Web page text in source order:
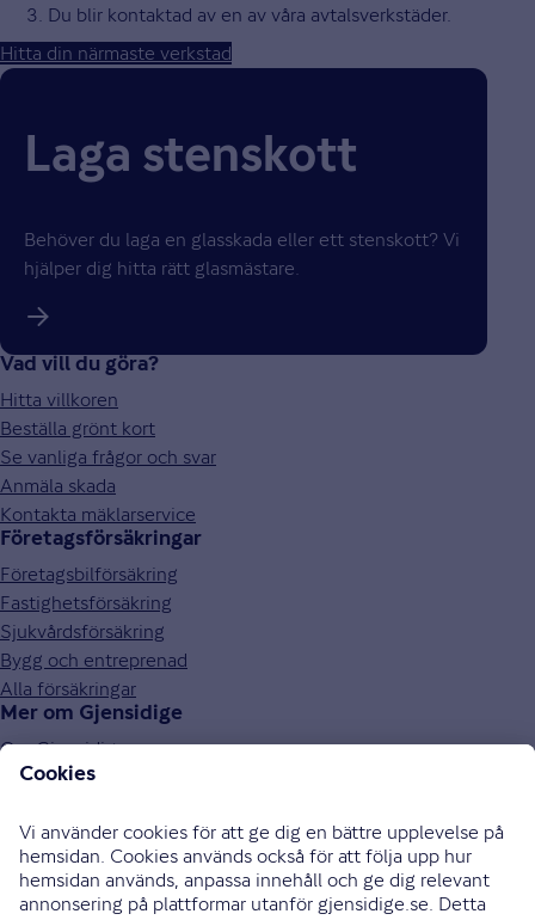
Du blir kontaktad av en av våra avtalsverkstäder.
Hitta din närmaste verkstad
Laga stenskott
Behöver du laga en glasskada eller ett stenskott? Vi
hjälper dig hitta rätt glasmästare.
Vad vill du göra?
Hitta villkoren
Beställa grönt kort
Se vanliga frågor och svar
Anmäla skada
Kontakta mäklarservice
Företagsförsäkringar
Företagsbilförsäkring
Fastighetsförsäkring
Sjukvårdsförsäkring
Bygg och entreprenad
Alla försäkringar
Mer om Gjensidige
Om Gjensidige
Jobba hos oss
Press och media
Investor relations
Samarbetspartners